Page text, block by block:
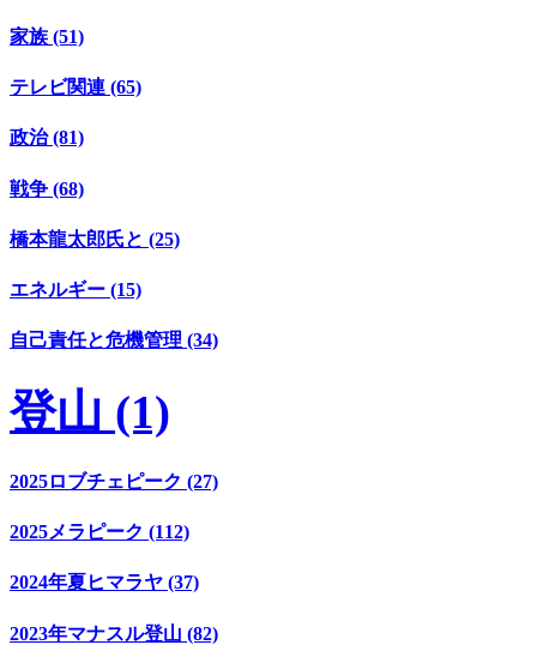
家族 (51)
テレビ関連 (65)
政治 (81)
戦争 (68)
橋本龍太郎氏と (25)
エネルギー (15)
自己責任と危機管理 (34)
登山 (1)
2025ロブチェピーク (27)
2025メラピーク (112)
2024年夏ヒマラヤ (37)
2023年マナスル登山 (82)